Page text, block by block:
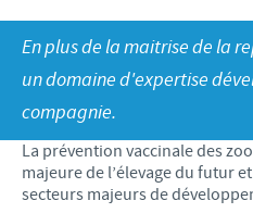
Notre mission
Nos valeurs
Recherche et
Production
Porcs
Volailles
Importance de la
Contributions
Programmes de soutien
Partenariats
ACTUALITÉS
Actualités internationales
Actualités au sein du
OFFRES D'EMPLOI
Offres d'emploi
CONTACT
En plus de la maitrise de la
un domaine d'expertise
compagnie.
La prévention vaccinale des
majeure de l’élevage du futur
secteurs majeurs de